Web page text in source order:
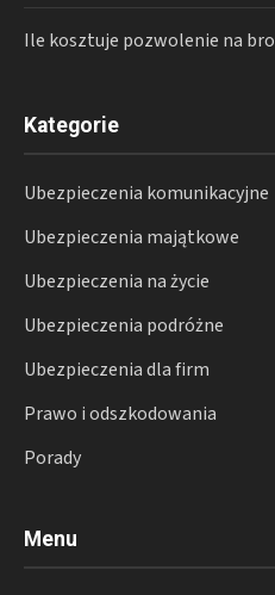
Ile kosztuje pozwolenie na
Kategorie
Ubezpieczenia komunikacyjne
Ubezpieczenia majątkowe
Ubezpieczenia na życie
Ubezpieczenia podróżne
Ubezpieczenia dla firm
Prawo i odszkodowania
Porady
Menu